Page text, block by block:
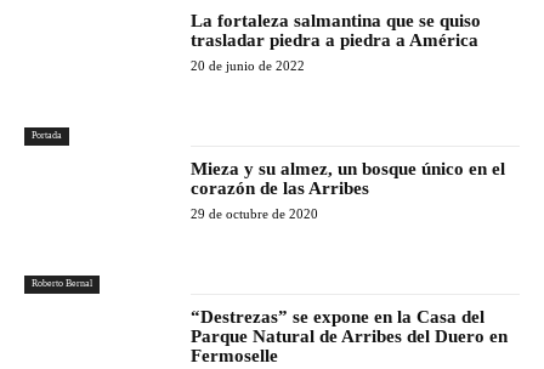
Portada
La fortaleza salmantina que se quiso
trasladar piedra a piedra a América
20 de junio de 2022
Roberto Bernal
Mieza y su almez, un bosque único en el
corazón de las Arribes
29 de octubre de 2020
“Destrezas” se expone en la Casa del
Parque Natural de Arribes del Duero en
Fermoselle